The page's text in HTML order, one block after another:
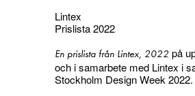
Svenska
English
Lintex
Prislista 2022
En prislista från Lintex, 2022 på
och i samarbete med Lintex i
Stockholm Design Week 2022.